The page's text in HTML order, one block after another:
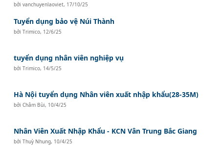
bởivanchuyenlaoviet, 17/10/25
Tuyển dụng bảo vệ Núi Thành
bởiTrimico, 12/6/25
tuyển dụng nhân viên nghiệp vụ
bởiTrimico, 14/5/25
Hà Nội tuyển dụng Nhân viên xuất nhập khẩu(28-35M)
bởiChâm Bùi, 10/4/25
Nhân Viên Xuất Nhập Khẩu - KCN Vân Trung Bắc Giang
bởiThuỳ Nhung, 10/4/25